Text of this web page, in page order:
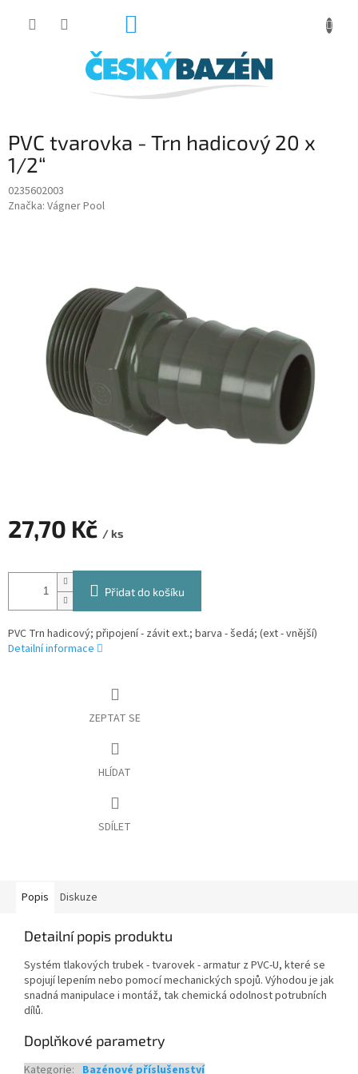
PVC tvarovka - Trn hadicový 20 x
1/2“
0235602003
Značka: Vágner Pool
27,70 Kč / ks
cena:
Přidat do košíku
PVC Trn hadicový; připojení - závit ext.; barva - šedá; (ext - vnější)
Detailní informace
ZEPTAT SE
HLÍDAT
SDÍLET
Popis Diskuze
Detailní popis produktu
Systém tlakových trubek - tvarovek - armatur z PVC-U, které se
spojují lepením nebo pomocí mechanických spojů. Výhodou je jak
snadná manipulace i montáž, tak chemická odolnost potrubních
dílů.
Doplňkové parametry
Kategorie: Bazénové příslušenství